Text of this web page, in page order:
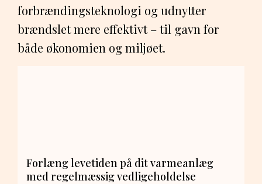
forbrændingsteknologi og udnytter
brændslet mere effektivt – til gavn for
både økonomien og miljøet.
Forlæng levetiden på dit varmeanlæg
med regelmæssig vedligeholdelse